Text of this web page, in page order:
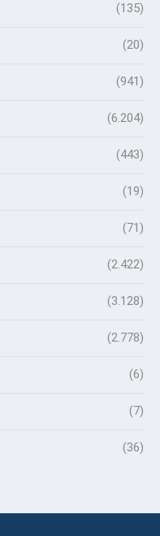
(135)
(20)
(941)
(6.204)
(443)
(19)
(71)
(2.422)
(3.128)
(2.778)
(6)
(7)
(36)